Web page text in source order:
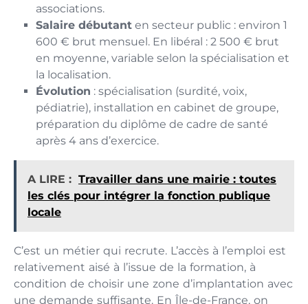
associations.
Salaire débutant en secteur public : environ 1
600 € brut mensuel. En libéral : 2 500 € brut
en moyenne, variable selon la spécialisation et
la localisation.
Évolution : spécialisation (surdité, voix,
pédiatrie), installation en cabinet de groupe,
préparation du diplôme de cadre de santé
après 4 ans d’exercice.
A LIRE : Travailler dans une mairie : toutes
les clés pour intégrer la fonction publique
locale
C’est un métier qui recrute. L’accès à l’emploi est
relativement aisé à l’issue de la formation, à
condition de choisir une zone d’implantation avec
une demande suffisante. En Île-de-France, on